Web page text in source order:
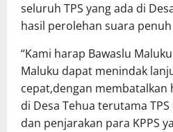
seluruh TPS yang ada di
hasil perolehan suara penuh
“Kami harap Bawaslu
Maluku dapat menindak
cepat,dengan membatalkan
di Desa Tehua terutama
dan penjarakan para KPPS